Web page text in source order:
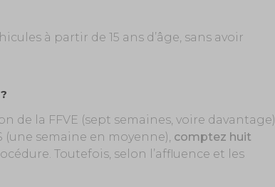
à partir de 15 ans d’âge, sans avoir
de la FFVE (sept semaines, voire davantage)
(une semaine en moyenne), comptez huit
Toutefois, selon l’affluence et les